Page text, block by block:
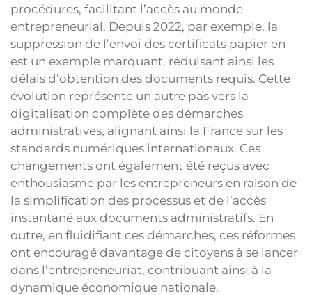
procédures, facilitant l’accès au monde
entrepreneurial. Depuis 2022, par exemple, la
suppression de l’envoi des certificats papier en
est un exemple marquant, réduisant ainsi les
délais d’obtention des documents requis. Cette
évolution représente un autre pas vers la
digitalisation complète des démarches
administratives, alignant ainsi la France sur les
standards numériques internationaux. Ces
changements ont également été reçus avec
enthousiasme par les entrepreneurs en raison de
la simplification des processus et de l’accès
instantané aux documents administratifs. En
outre, en fluidifiant ces démarches, ces réformes
ont encouragé davantage de citoyens à se lancer
dans l’entrepreneuriat, contribuant ainsi à la
dynamique économique nationale.